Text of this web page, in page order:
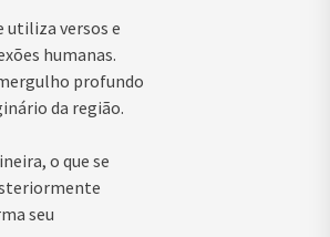
utiliza versos e
humanas.
profundo
da região.
o que se
seu